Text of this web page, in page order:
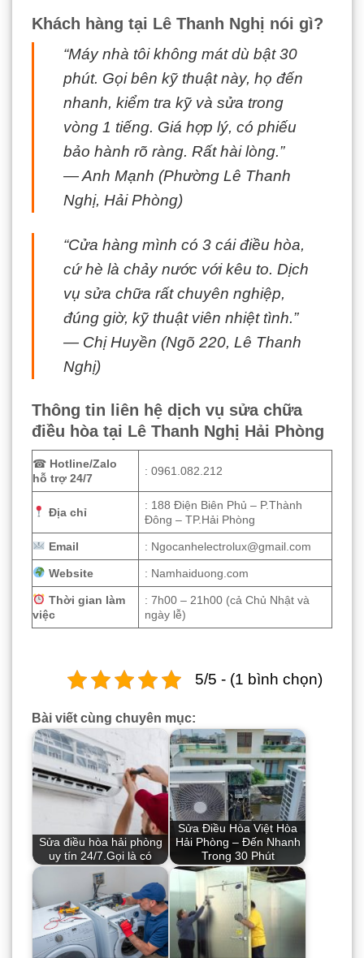
Khách hàng tại Lê Thanh Nghị nói gì?
“Máy nhà tôi không mát dù bật 30
phút. Gọi bên kỹ thuật này, họ đến
nhanh, kiểm tra kỹ và sửa trong
vòng 1 tiếng. Giá hợp lý, có phiếu
bảo hành rõ ràng. Rất hài lòng.”
— Anh Mạnh (Phường Lê Thanh
Nghị, Hải Phòng)
“Cửa hàng mình có 3 cái điều hòa,
cứ hè là chảy nước với kêu to. Dịch
vụ sửa chữa rất chuyên nghiệp,
đúng giờ, kỹ thuật viên nhiệt tình.”
— Chị Huyền (Ngõ 220, Lê Thanh
Nghị)
Thông tin liên hệ dịch vụ sửa chữa
điều hòa tại Lê Thanh Nghị Hải Phòng
☎ Hotline/Zalo
hỗ trợ 24/7
: 0961.082.212
Địa chỉ
: 188 Điện Biên Phủ – P.Thành
Đông – TP.Hải Phòng
Email : Ngocanhelectrolux@gmail.com
Website : Namhaiduong.com
Thời gian làm
việc
: 7h00 – 21h00 (cả Chủ Nhật và
ngày lễ)
5/5 - (1 bình chọn)
Bài viết cùng chuyên mục:
Sửa điều hòa hải phòng
uy tín 24/7.Gọi là có
Sửa Điều Hòa Việt Hòa
Hải Phòng – Đến Nhanh
Trong 30 Phút